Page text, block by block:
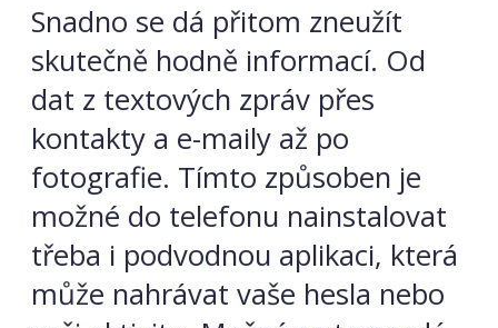
Snadno se dá přitom zneužít
skutečně hodně informací. Od
dat z textových zpráv přes
kontakty a e-maily až po
fotografie. Tímto způsoben je
možné do telefonu nainstalovat
třeba i podvodnou aplikaci, která
může nahrávat vaše hesla nebo